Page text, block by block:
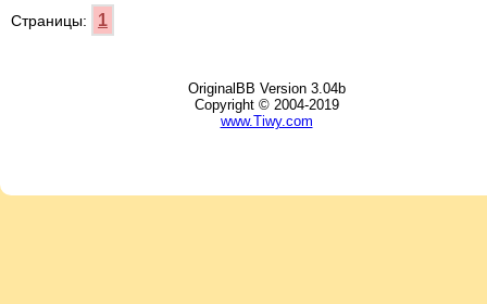
Страницы: 1
OriginalBB Version 3.04b
Copyright © 2004-2019
www.Tiwy.com